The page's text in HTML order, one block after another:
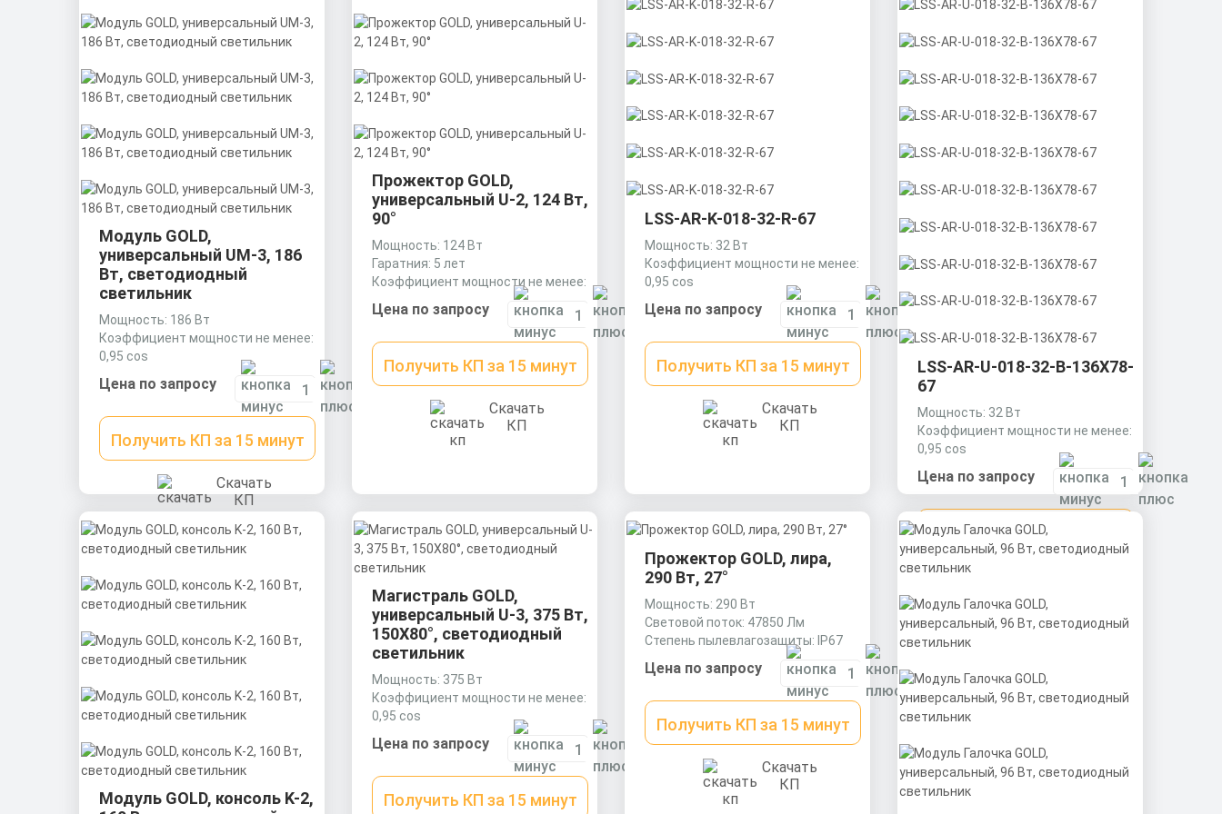
Модуль GOLD,
универсальный UM-3, 186
Вт, светодиодный
светильник
Мощность: 186 Вт
Коэффициент мощности не менее:
0,95 cos
Экструдированный алюминиевый
профиль (анодированный),
прозрачное минеральное стекло.
Цена по запросу
Получить КП за 15 минут
Скачать
КП
Прожектор GOLD,
универсальный U-2, 124 Вт,
90°
Мощность: 124 Вт
Гаратния: 5 лет
Коэффициент мощности не менее:
Цена по запросу
Получить КП за 15 минут
Скачать
КП
LSS-AR-K-018-32-R-67
Мощность: 32 Вт
Коэффициент мощности не менее:
0,95 cos
Экструдированный алюминиевый
профиль (анодированный),
вторичная оптика из акрила
(ПММА) с силиконовой прокладкой.
Цена по запросу
Получить КП за 15 минут
Скачать
КП
LSS-AR-U-018-32-B-136X78-
67
Мощность: 32 Вт
Коэффициент мощности не менее:
0,95 cos
Экструдированный алюминиевый
профиль (анодированный),
вторичная оптика из акрила
(ПММА) с силиконовой прокладкой.
Цена по запросу
Получить КП за 15 минут
Модуль GOLD, консоль K-2,
Магистраль GOLD,
универсальный U-3, 375 Вт,
150X80°, светодиодный
светильник
Мощность: 375 Вт
Коэффициент мощности не менее:
0,95 cos
Экструдированный алюминиевый
профиль (анодированный),
вторичная оптика из акрила
(ПММА) с силиконовой прокладкой.
Цена по запросу
Получить КП за 15 минут
Прожектор GOLD, лира,
290 Вт, 27°
Мощность: 290 Вт
Световой поток: 47850 Лм
Степень пылевлагозащиты: IP67
Цена по запросу
Получить КП за 15 минут
Скачать
КП